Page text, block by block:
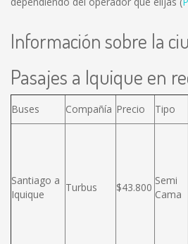
Información sobre la
Pasajes a Iquique en
Buses Compañía Precio Tipo
Santiago a
Iquique
Turbus $43.800
Semi
Cama